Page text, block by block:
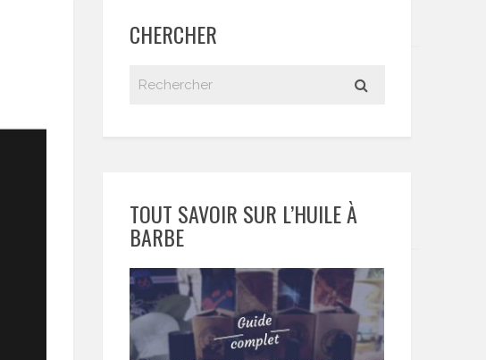
CHERCHER
TOUT SAVOIR SUR L’HUILE À
BARBE